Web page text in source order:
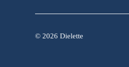
© 2026 Dielette